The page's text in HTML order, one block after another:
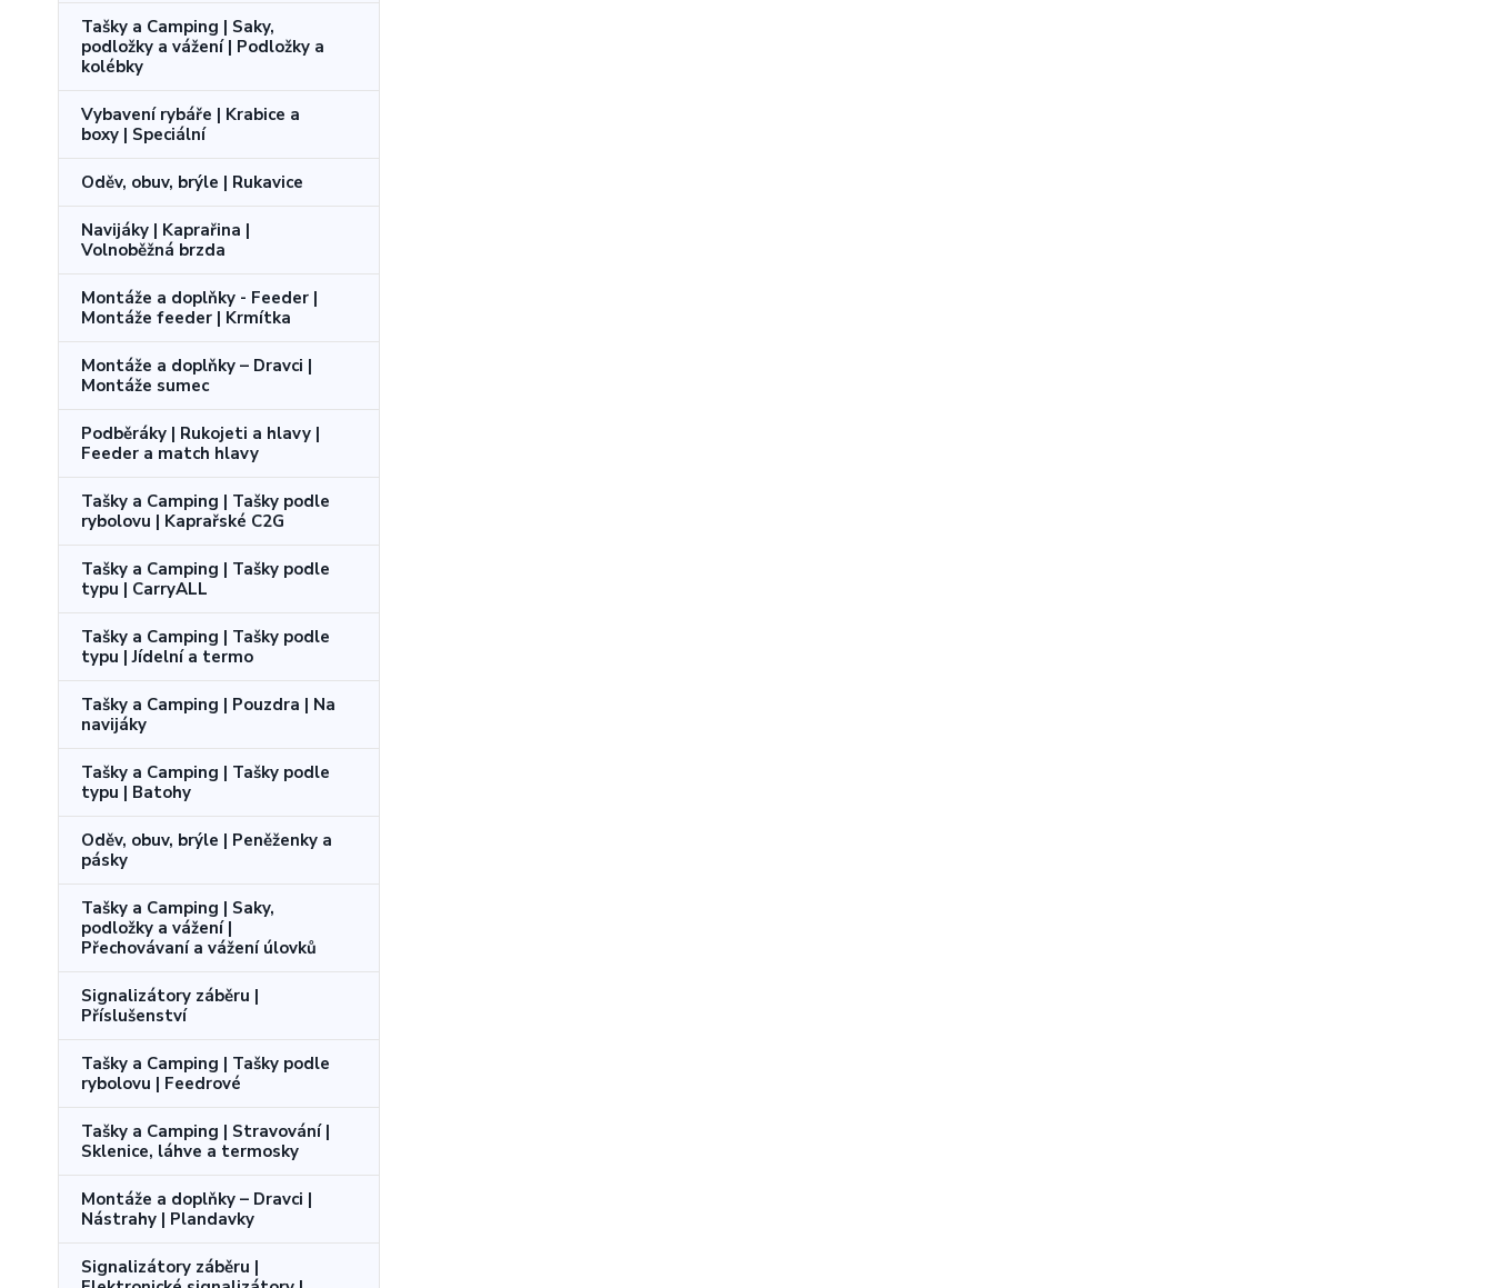
Tašky a Camping | Saky,
podložky a vážení | Podložky a
kolébky
Vybavení rybáře | Krabice a
boxy | Speciální
Oděv, obuv, brýle | Rukavice
Navijáky | Kaprařina |
Volnoběžná brzda
Montáže a doplňky - Feeder |
Montáže feeder | Krmítka
Montáže a doplňky – Dravci |
Montáže sumec
Podběráky | Rukojeti a hlavy |
Feeder a match hlavy
Tašky a Camping | Tašky podle
rybolovu | Kaprařské C2G
Tašky a Camping | Tašky podle
typu | CarryALL
Tašky a Camping | Tašky podle
typu | Jídelní a termo
Tašky a Camping | Pouzdra | Na
navijáky
Tašky a Camping | Tašky podle
typu | Batohy
Oděv, obuv, brýle | Peněženky a
pásky
Tašky a Camping | Saky,
podložky a vážení |
Přechovávaní a vážení úlovků
Signalizátory záběru |
Příslušenství
Tašky a Camping | Tašky podle
rybolovu | Feedrové
Tašky a Camping | Stravování |
Sklenice, láhve a termosky
Montáže a doplňky – Dravci |
Nástrahy | Plandavky
Signalizátory záběru |